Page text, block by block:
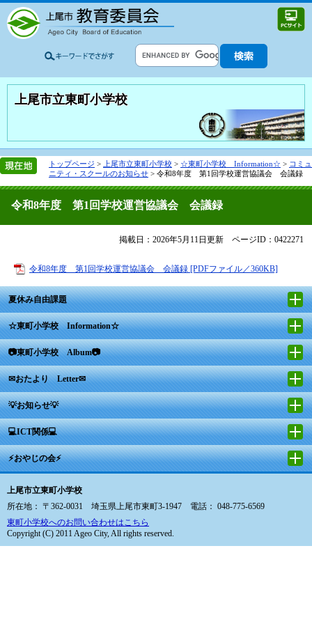
上尾市立東町小学校
トップページ > 上尾市立東町小学校 > ☆東町小学校 Information☆ > コミュ
ニティ・スクールのお知らせ > 令和8年度 第1回学校運営協議会 会議録
令和8年度 第1回学校運営協議会 会議録
掲載日：2026年5月11日更新 ページID：0422271
令和8年度 第1回学校運営協議会 会議録 [PDFファイル／360KB]
夏休み自由課題
☆東町小学校 Information☆
📷東町小学校 Album📷
✉おたより Letter✉
💡お知らせ💡
💻ICT関係💻
⚡おやじの会⚡
上尾市立東町小学校
所在地： 〒362-0031 埼玉県上尾市東町3-1947 電話： 048-775-6569
東町小学校へのお問い合わせはこちら
Copyright (C) 2011 Ageo City, All rights reserved.